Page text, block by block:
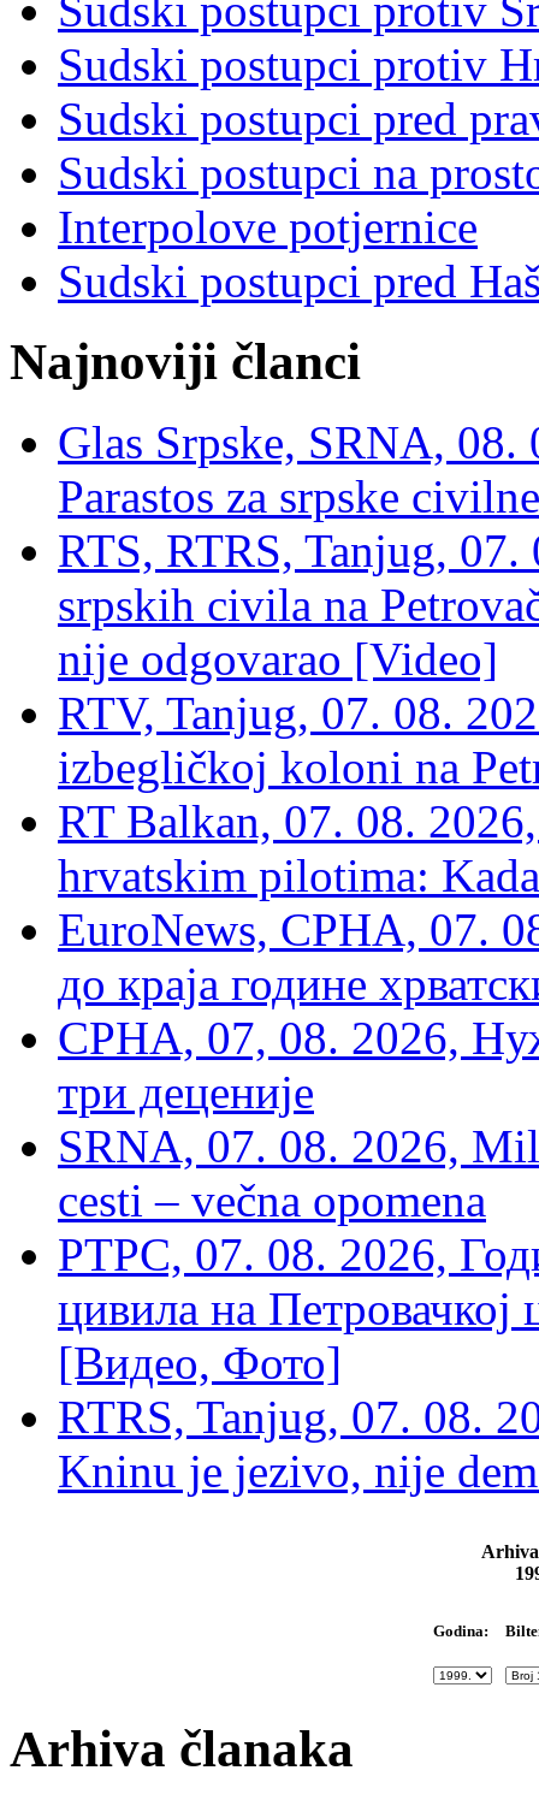
Sudski postupci protiv
Sudski postupci pred
Sudski postupci na
Interpolove potjernice
Sudski postupci pred
Najnoviji članci
Glas Srpske, SRNA,
Parastos za srpske
RTS, RTRS, Tanjug,
srpskih civila na
nije odgovarao [Video]
RTV, Tanjug, 07. 08.
izbegličkoj koloni na
RT Balkan, 07. 08.
hrvatskim pilotima:
EuroNews, СРНА, 07.
до краја године
СРНА, 07, 08. 2026,
три деценије
SRNA, 07. 08. 2026,
cesti – večna opomena
РТРС, 07. 08. 2026,
цивила на Петровачкој
[Видео, Фото]
RTRS, Tanjug, 07. 08.
Kninu je jezivo, nije
Godina:
Arhiva članaka